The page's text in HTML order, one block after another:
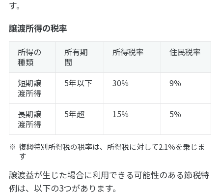
す。
譲渡所得の税率
所得の
種類
所有期
間
所得税率 住民税率
短期譲
渡所得
5年以下 30％ 9％
長期譲
渡所得
5年超 15％ 5％
復興特別所得税の税率は、所得税に対して2.1％を乗じま
す
譲渡益が生じた場合に利用できる可能性のある節税特
例は、以下の3つがあります。